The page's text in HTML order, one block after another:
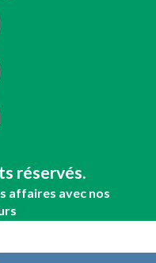
réservés.
affaires avec nos